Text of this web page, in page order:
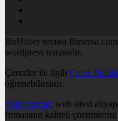
BirHaber teması
wordpress temasıdır.
Çerezler ile ilgili Çerez
öğrenebilirsiniz.
Vakit.com.tr, web sitesi
firmasının kaliteli